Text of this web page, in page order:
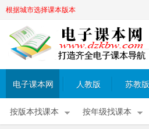
根据城市选择课本版本
电子课本网 人教版 苏教版
按版本找课本 按年级找课本